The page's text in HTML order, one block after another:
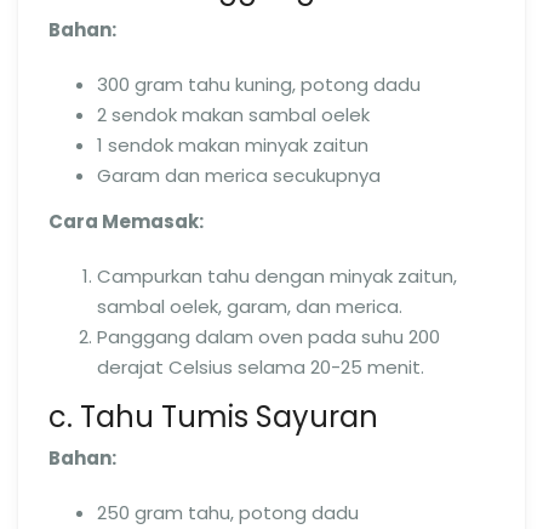
Bahan:
300 gram tahu kuning, potong dadu
2 sendok makan sambal oelek
1 sendok makan minyak zaitun
Garam dan merica secukupnya
Cara Memasak:
Campurkan tahu dengan minyak zaitun,
sambal oelek, garam, dan merica.
Panggang dalam oven pada suhu 200
derajat Celsius selama 20-25 menit.
c. Tahu Tumis Sayuran
Bahan:
250 gram tahu, potong dadu